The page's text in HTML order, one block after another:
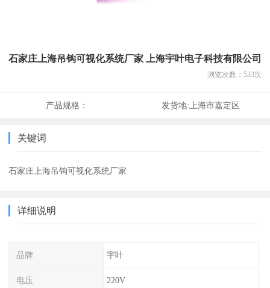
石家庄上海吊钩可视化系统厂家 上海宇叶电子科技有限公司
浏览次数： 533次
产品规格： 发货地:上海市嘉定区
关键词
石家庄上海吊钩可视化系统厂家
详细说明
品牌 宇叶
电压 220V